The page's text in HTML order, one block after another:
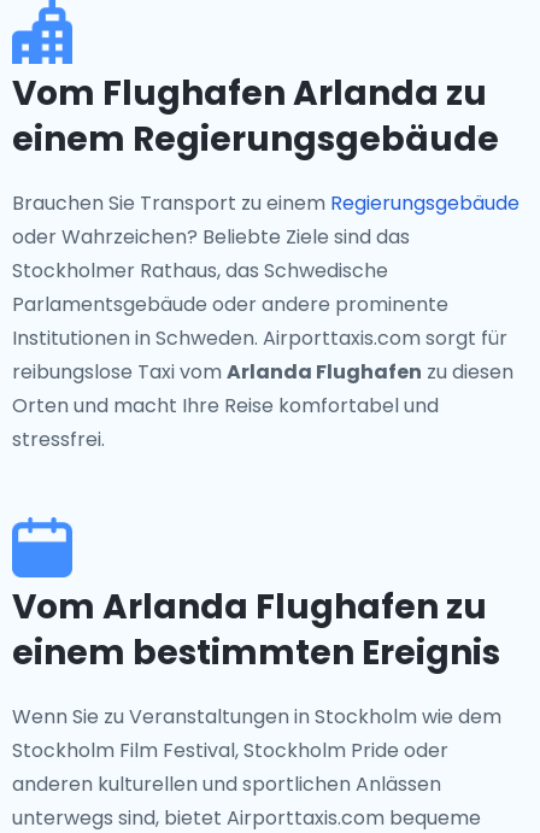
Vom Flughafen Arlanda zu
einem Regierungsgebäude
Brauchen Sie Transport zu einem Regierungsgebäude
oder Wahrzeichen? Beliebte Ziele sind das
Stockholmer Rathaus, das Schwedische
Parlamentsgebäude oder andere prominente
Institutionen in Schweden. Airporttaxis.com sorgt für
reibungslose Taxi vom Arlanda Flughafen zu diesen
Orten und macht Ihre Reise komfortabel und
stressfrei.
Vom Arlanda Flughafen zu
einem bestimmten Ereignis
Wenn Sie zu Veranstaltungen in Stockholm wie dem
Stockholm Film Festival, Stockholm Pride oder
anderen kulturellen und sportlichen Anlässen
unterwegs sind, bietet Airporttaxis.com bequeme